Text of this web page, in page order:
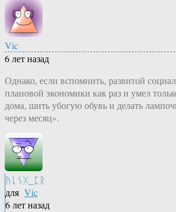
Vic
6 лет назад
Однако, если вспомнить, развитой
плановой экономики как раз и умел
дома, шить убогую обувь и делать
через месяц».
ᚤᚳᛊᚷ_ᛈᚱ
для Vic
6 лет назад